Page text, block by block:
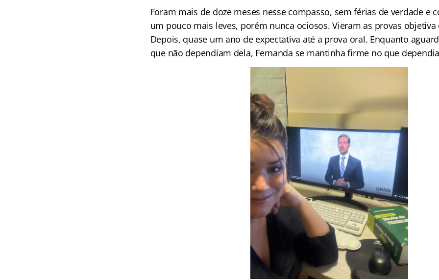
Foram mais de doze meses nesse compasso, sem férias de verdade e
um pouco mais leves, porém nunca ociosos. Vieram as provas objetiva
Depois, quase um ano de expectativa até a prova oral. Enquanto
que não dependiam dela, Fernanda se mantinha firme no que